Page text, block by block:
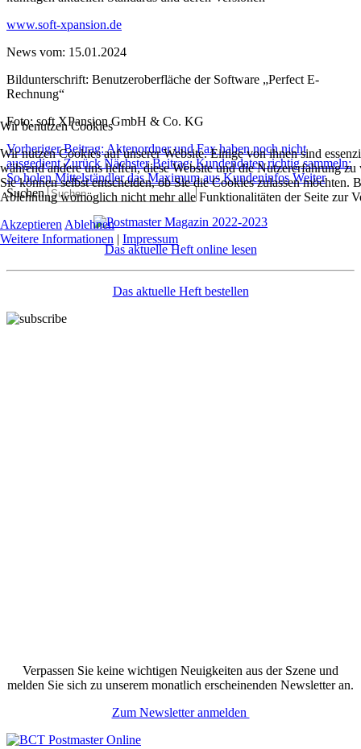
www.soft-xpansion.de
News vom: 15.01.2024
Bildunterschrift: Benutzeroberfläche der Software „Perfect E-
Rechnung“
Foto: soft XPansion GmbH & Co. KG
Vorheriger Beitrag: Aktenordner und Fax haben noch nicht
ausgedientZurück Nächster Beitrag: Kundendaten richtig sammeln:
So holen Mittelständler das Maximum aus KundeninfosWeiter
Suchen
Das aktuelle Heft online lesen
Das aktuelle Heft bestellen
Verpassen Sie keine wichtigen Neuigkeiten aus der Szene und
melden Sie sich zu unserem monatlich erscheinenden Newsletter an.
Zum Newsletter anmelden
Wir benutzen Cookies
Wir nutzen Cookies auf unserer Website. Einige von ihnen sind
während andere uns helfen, diese Website und die Nutzererfahrung
Sie können selbst entscheiden, ob Sie die Cookies zulassen möchten.
Ablehnung womöglich nicht mehr alle Funktionalitäten der Seite zur
Akzeptieren Ablehnen
Weitere Informationen | Impressum